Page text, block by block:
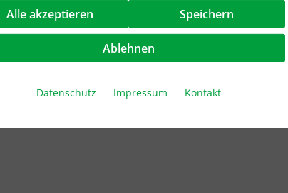
Alle akzeptieren Speichern
Ablehnen
Datenschutz Impressum Kontakt